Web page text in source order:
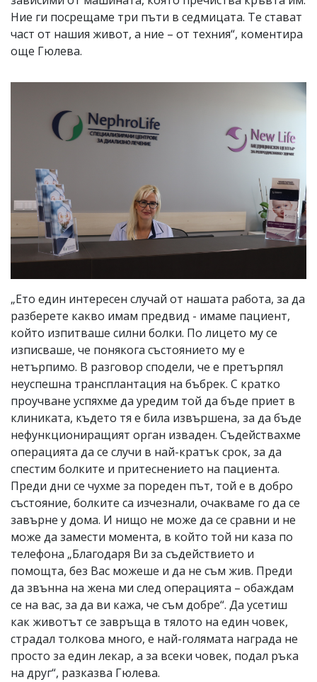
Ние ги посрещаме три пъти в седмицата. Те стават
част от нашия живот, а ние – от техния“, коментира
още Гюлева.
„Ето един интересен случай от нашата работа, за да
разберете какво имам предвид - имаме пациент,
който изпитваше силни болки. По лицето му се
изписваше, че понякога състоянието му е
нетърпимо. В разговор сподели, че е претърпял
неуспешна трансплантация на бъбрек. С кратко
проучване успяхме да уредим той да бъде приет в
клиниката, където тя е била извършена, за да бъде
нефункциониращият орган изваден. Съдействахме
операцията да се случи в най-кратък срок, за да
спестим болките и притеснението на пациента.
Преди дни се чухме за пореден път, той е в добро
състояние, болките са изчезнали, очакваме го да се
завърне у дома. И нищо не може да се сравни и не
може да замести момента, в който той ни каза по
телефона „Благодаря Ви за съдействието и
помощта, без Вас можеше и да не съм жив. Преди
да звънна на жена ми след операцията – обаждам
се на вас, за да ви кажа, че съм добре“. Да усетиш
как животът се завръща в тялото на един човек,
страдал толкова много, е най-голямата награда не
просто за един лекар, а за всеки човек, подал ръка
на друг“, разказва Гюлева.